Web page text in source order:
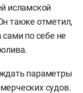
исламской
также отметил,
по себе не
параметры
судов.